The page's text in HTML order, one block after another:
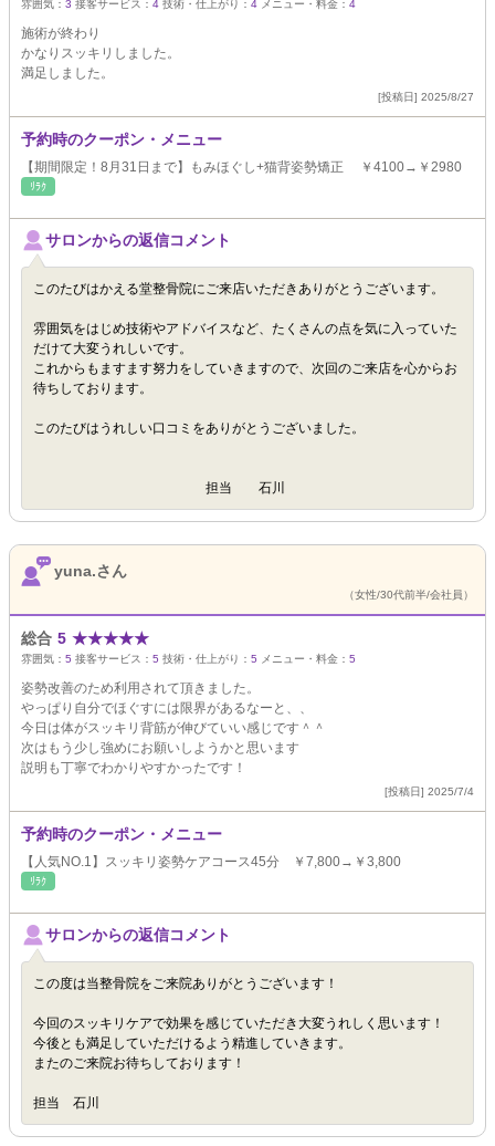
雰囲気： 3 接客サービス： 4 技術・仕上がり： 4 メニュー・料金： 4
施術が終わり
かなりスッキリしました。
満足しました。
[投稿日] 2025/8/27
予約時のクーポン・メニュー
【期間限定！8月31日まで】もみほぐし+猫背姿勢矯正 ￥4100→￥2980
ﾘﾗｸ
サロンからの返信コメント
このたびはかえる堂整骨院にご来店いただきありがとうございます。
雰囲気をはじめ技術やアドバイスなど、たくさんの点を気に入っていた
だけて大変うれしいです。
これからもますます努力をしていきますので、次回のご来店を心からお
待ちしております。
このたびはうれしい口コミをありがとうございました。
担当 石川
yuna.さん
（女性/30代前半/会社員）
総合 5 ★★★★★
雰囲気： 5 接客サービス： 5 技術・仕上がり： 5 メニュー・料金： 5
姿勢改善のため利用されて頂きました。
やっぱり自分でほぐすには限界があるなーと、、
今日は体がスッキリ背筋が伸びていい感じです＾＾
次はもう少し強めにお願いしようかと思います
説明も丁寧でわかりやすかったです！
[投稿日] 2025/7/4
予約時のクーポン・メニュー
【人気NO.1】スッキリ姿勢ケアコース45分 ￥7,800→￥3,800
ﾘﾗｸ
サロンからの返信コメント
この度は当整骨院をご来院ありがとうございます！
今回のスッキリケアで効果を感じていただき大変うれしく思います！
今後とも満足していただけるよう精進していきます。
またのご来院お待ちしております！
担当 石川